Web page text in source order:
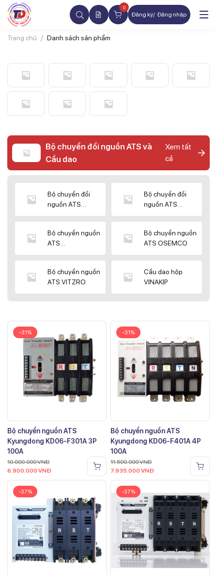
0
Đăng ký Đăng nhập
Trang chủ Danh sách sản phẩm
Bộ chuyển đổi nguồn ATS và
Cầu dao
Xem tất
cả
Bộ chuyển đổi
nguồn ATS
Bộ chuyển đổi
nguồn ATS
Bộ chuyển nguồn
ATS
Bộ chuyển nguồn
ATS OSEMCO
Bộ chuyển nguồn
ATS VITZRO
Cầu dao hộp
VINAKIP
-31%
Bộ chuyển nguồn ATS
Kyungdong KD06-F301A 3P
100A
10.000.000VNĐ
6.900.000 VNĐ
-31%
Bộ chuyển nguồn ATS
Kyungdong KD06-F401A 4P
100A
11.500.000VNĐ
7.935.000 VNĐ
-37% -37%